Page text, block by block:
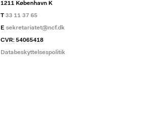
1211 København K
T33 11 37 65
E sekretariatet@ncf.dk
CVR: 54065418
Databeskyttelsespolitik